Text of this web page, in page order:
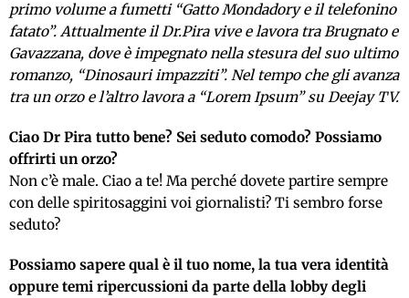
primo volume a fumetti “Gatto Mondadory e il telefonino
fatato”. Attualmente il Dr.Pira vive e lavora tra Brugnato e
Gavazzana, dove è impegnato nella stesura del suo ultimo
romanzo, “Dinosauri impazziti”. Nel tempo che gli avanza
tra un orzo e l’altro lavora a “Lorem Ipsum” su Deejay TV.
Ciao Dr Pira tutto bene? Sei seduto comodo? Possiamo
offrirti un orzo?
Non c’è male. Ciao a te! Ma perché dovete partire sempre
con delle spiritosaggini voi giornalisti? Ti sembro forse
seduto?
Possiamo sapere qual è il tuo nome, la tua vera identità
oppure temi ripercussioni da parte della lobby degli